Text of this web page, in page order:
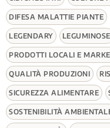
DIFESA MALATTIE PIANTE
LEGENDARY LEGUMINOSE
PRODOTTI LOCALI E
QUALITÀ PRODUZIONI
SICUREZZA ALIMENTARE
SOSTENIBILITÀ